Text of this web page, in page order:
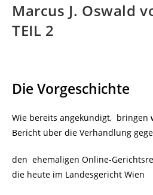
Marcus J. Oswald
TEIL 2
Die Vorgeschichte
Wie bereits angekündigt, bringen
Bericht über die Verhandlung
den ehemaligen Online-
die heute im Landesgericht Wien